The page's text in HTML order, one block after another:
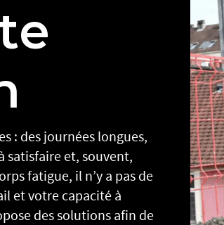
: des journées longues,
satisfaire et, souvent,
fatigue, il n’y a pas de
et votre capacité à
des solutions afin de